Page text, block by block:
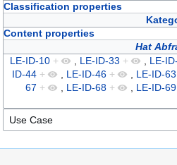
Classification properties
Content properties
Hat
LE-ID-10 + , LE-ID-33 + , LE-
ID-44 + , LE-ID-46 + , LE-ID-63
67 + , LE-ID-68 + , LE-ID-69